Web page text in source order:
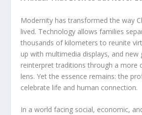
Modernity has transformed the way
lived. Technology allows families
thousands of kilometers to reunite
up with multimedia displays, and new
reinterpret traditions through a more
lens. Yet the essence remains: the
celebrate life and human connection.
In a world facing social, economic,